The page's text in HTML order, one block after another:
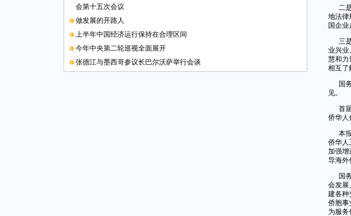
会第十五次会议
做发展的开路人
上半年中国经济运行保持在合理区间
今年中央第二轮巡视全面展开
张德江与墨西哥参议长巴尔沃萨举行会谈
二
地法律
国企
三
业兴业
慧和力
相互了
国
见。
首
侨华人
本
侨华人
加强增
导海外
国
会发展
建各种
侨胞事
为服务